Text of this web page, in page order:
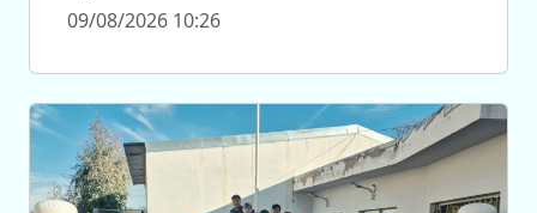
09/08/2026 10:26